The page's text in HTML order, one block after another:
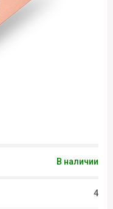
В наличии
4